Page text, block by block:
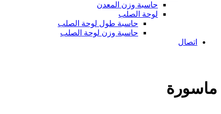
حاسبة وزن المعدن
لوحة الصلب
حاسبة طول لوحة الصلب
حاسبة وزن لوحة الصلب
اتصال
ماسورة